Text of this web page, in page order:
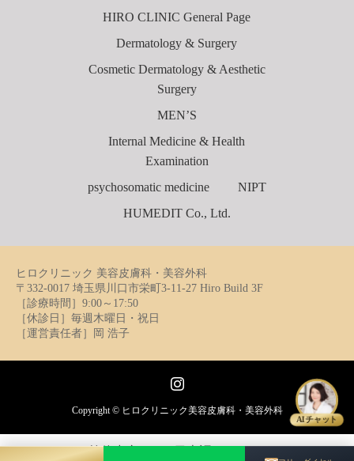
HIRO CLINIC General Page
Dermatology & Surgery
Cosmetic Dermatology & Aesthetic
Surgery
MEN’S
Internal Medicine & Health
Examination
psychosomatic medicine
NIPT
HUMEDIT Co., Ltd.
ヒロクリニック 美容皮膚科・美容外科
〒332-0017 埼玉県川口市栄町3-11-27 Hiro Build 3F
［診療時間］9:00～17:50
［休診日］毎週木曜日・祝日
［運営責任者］岡 浩子
Copyright © ヒロクリニック美容皮膚科・美容外科
AIチャット
简体中文 English